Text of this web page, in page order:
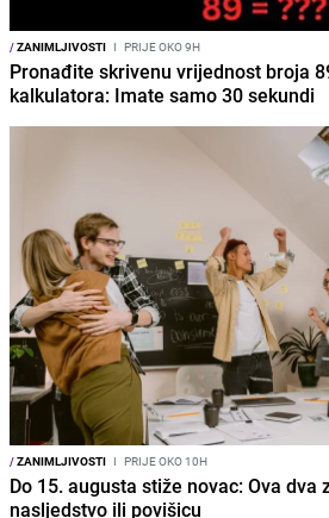
/ZANIMLJIVOSTI I PRIJE OKO 9H
Pronađite skrivenu vrijednost broja
kalkulatora: Imate samo 30 sekundi
/ZANIMLJIVOSTI I PRIJE OKO 10H
Do 15. augusta stiže novac: Ova dva
nasljedstvo ili povišicu